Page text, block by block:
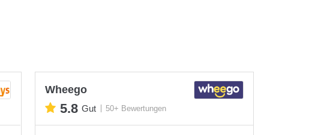
Wheego
5.8 Gut 50+ Bewertungen